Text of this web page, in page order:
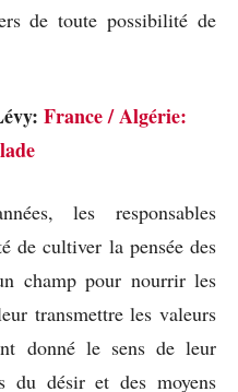
de toute possibilité de
France / Algérie:
les responsables
de cultiver la pensée des
champ pour nourrir les
transmettre les valeurs
donné le sens de leur
du désir et des moyens